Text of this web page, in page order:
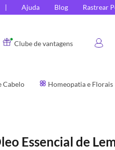
Ajuda Blog Rastrear
Clube de vantagens
Cabelo Homeopatia e Florais
Essencial de